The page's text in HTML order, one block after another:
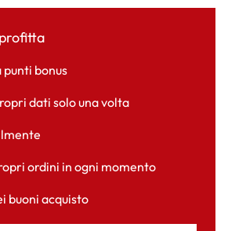
bonus
dati solo una volta
ordini in ogni momento
buoni acquisto